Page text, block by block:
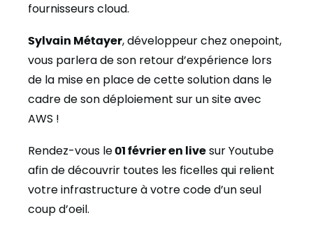
fournisseurs cloud.
Sylvain Métayer, développeur chez onepoint,
vous parlera de son retour d’expérience lors
de la mise en place de cette solution dans le
cadre de son déploiement sur un site avec
AWS !
Rendez-vous le01 février en live sur Youtube
afin de découvrir toutes les ficelles qui relient
votre infrastructure à votre code d’un seul
coup d’oeil.